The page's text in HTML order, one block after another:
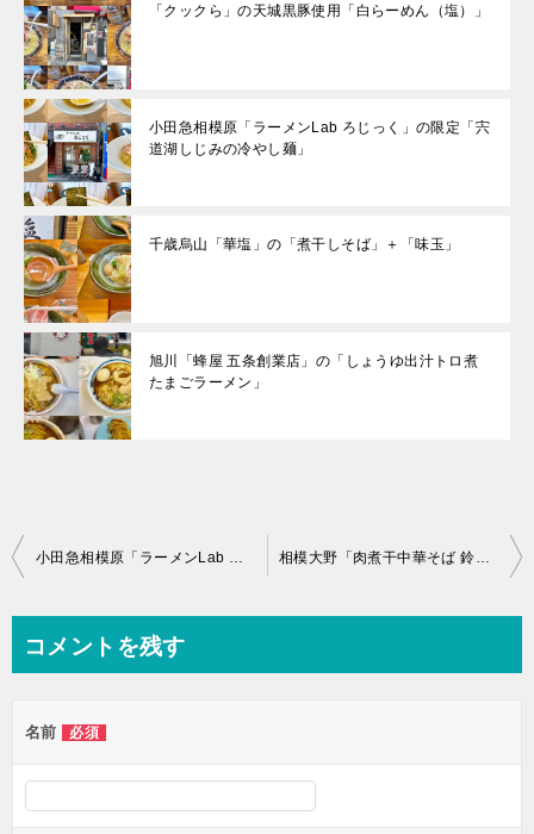
「クックら」の天城黒豚使用「白らーめん（塩）」
小田急相模原「ラーメンLab ろじっく」の限定「宍
道湖しじみの冷やし麺」
千歳烏山「華塩」の「煮干しそば」＋「味玉」
旭川「蜂屋 五条創業店」の「しょうゆ出汁トロ煮
たまごラーメン」
投
ビ
ー
シ
小田急相模原「ラーメンLab ろじっく」の「特製醤油ラーメン」 相模大野「肉煮干中華そば 鈴木ラーメン店」の「背脂煮干」
コメントを残す
名前 必須